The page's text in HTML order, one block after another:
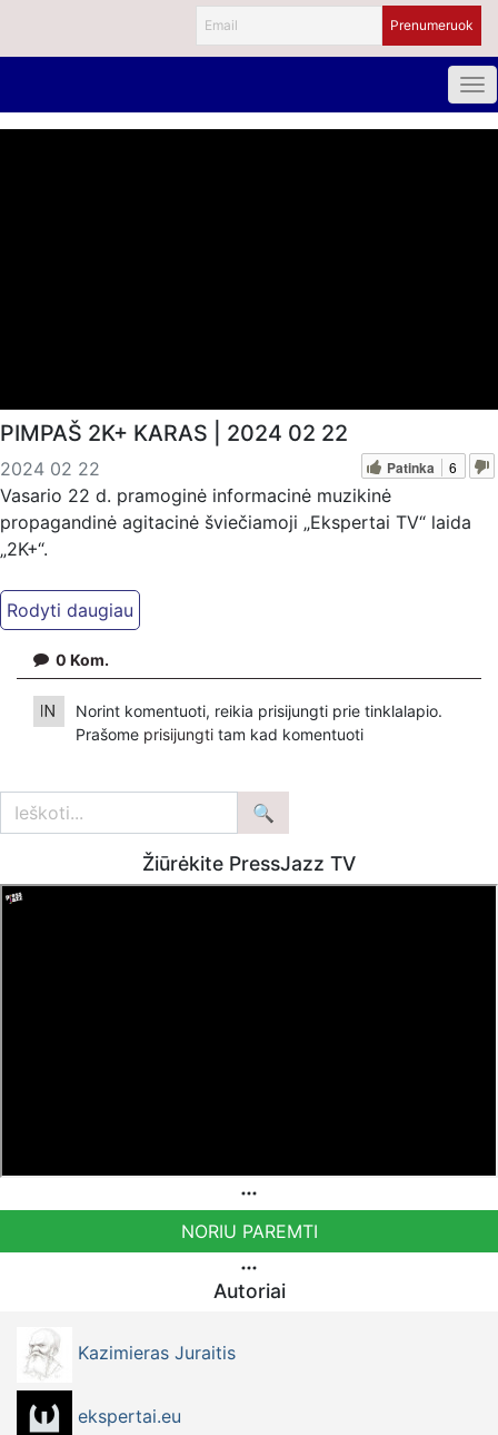
PIMPAŠ 2K+ KARAS | 2024 02 22
2024 02 22 Patinka 6
Vasario 22 d. pramoginė informacinė muzikinė
propagandinė agitacinė šviečiamoji „Ekspertai TV“ laida
„2K+“.
Kiti mūsų kanalai:
Ekspertai.eu Telegram'e – https://t.me/ekspertaiTelegram
https://www.ekspertai.eu
Mūsų veikla galima tik dėka skaitytojų ir žiūrovų, mus
VšĮ „Ekspertai.eu“ per PayPal paspaudę šią nuorodą –
https://www.paypal.com/paypalme/Ekspertaieu?
0 Kom.
Norint komentuoti, reikia prisijungti prie tinklalapio.
Prašome prisijungti tam kad komentuoti
Žiūrėkite PressJazz TV
NORIU PAREMTI
Autoriai
Kazimieras Juraitis
ekspertai.eu